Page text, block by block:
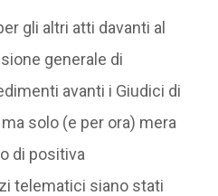
gli altri atti davanti al
generale di
avanti i Giudici di
solo (e per ora) mera
di positiva
telematici siano stati